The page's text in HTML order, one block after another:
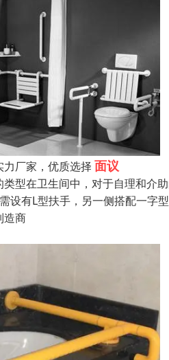
厂家，优质选择 面议
型在卫生间中，对于自理和介
设有L型扶手，另一侧搭配一
造商